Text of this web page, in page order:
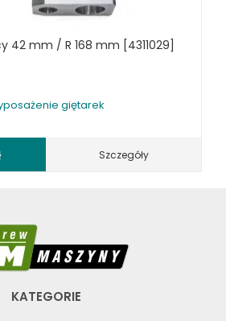
42 mm / R 168 mm [4311029]
giętarek
Szczegóły
KATEGORIE